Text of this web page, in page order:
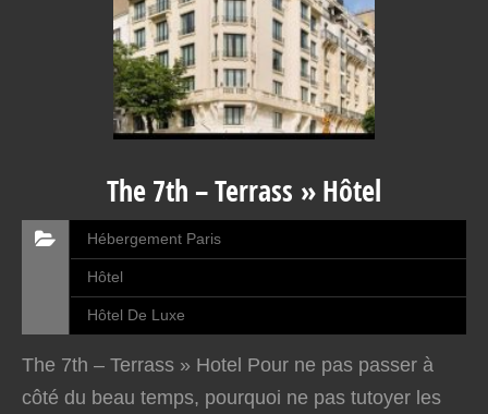
The 7th – Terrass » Hôtel
Hébergement Paris
Hôtel
Hôtel De Luxe
The 7th – Terrass » Hotel Pour ne pas passer à
côté du beau temps, pourquoi ne pas tutoyer les